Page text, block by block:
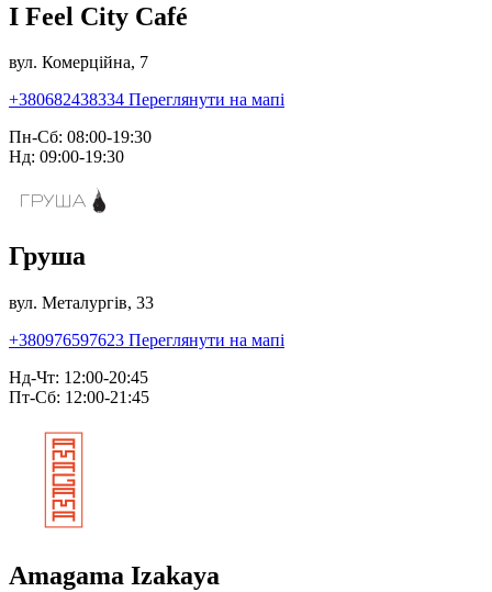
I Feel City Café
вул. Комерційна, 7
+380682438334 Переглянути на мапі
Пн-Сб: 08:00-19:30
Нд: 09:00-19:30
Груша
вул. Металургів, 33
+380976597623 Переглянути на мапі
Нд-Чт: 12:00-20:45
Пт-Сб: 12:00-21:45
Amagama Izakaya